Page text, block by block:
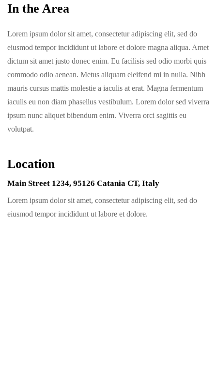
In the Area
Lorem ipsum dolor sit amet, consectetur adipiscing elit, sed do
eiusmod tempor incididunt ut labore et dolore magna aliqua. Amet
dictum sit amet justo donec enim. Eu facilisis sed odio morbi quis
commodo odio aenean. Metus aliquam eleifend mi in nulla. Nibh
mauris cursus mattis molestie a iaculis at erat. Magna fermentum
iaculis eu non diam phasellus vestibulum. Lorem dolor sed viverra
ipsum nunc aliquet bibendum enim. Viverra orci sagittis eu
volutpat.
Location
Main Street 1234, 95126 Catania CT, Italy
Lorem ipsum dolor sit amet, consectetur adipiscing elit, sed do
eiusmod tempor incididunt ut labore et dolore.